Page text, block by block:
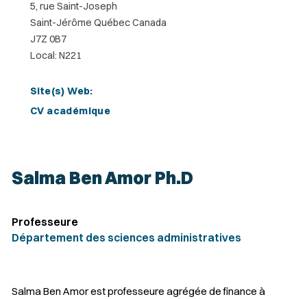
5, rue Saint-Joseph
Saint-Jérôme Québec Canada
J7Z 0B7
Local: N221
Site(s) Web:
CV académique
Salma Ben Amor Ph.D
Professeure
Département des sciences administratives
Salma Ben Amor est professeure agrégée de finance à